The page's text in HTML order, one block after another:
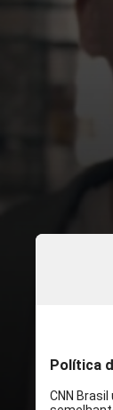
Kamil
país